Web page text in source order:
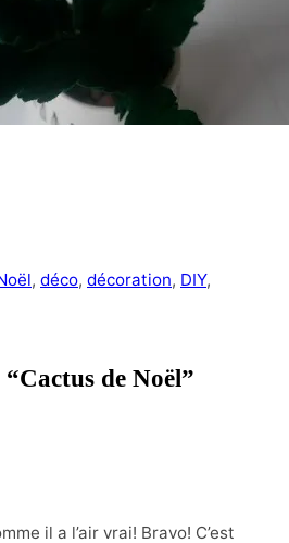
, déco, décoration, DIY
“Cactus de Noël”
il a l’air vrai! Bravo! C’est